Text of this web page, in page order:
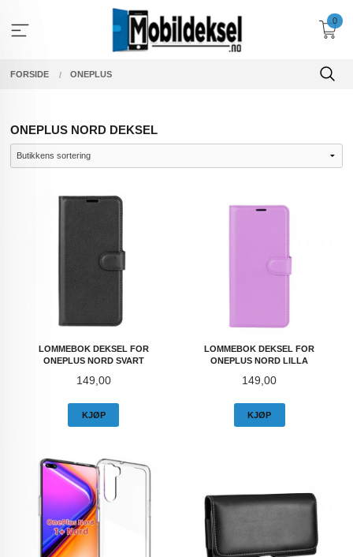
innholdet
0
FORSIDE ONEPLUS
ONEPLUS NORD DEKSEL
LOMMEBOK DEKSEL FOR
ONEPLUS NORD SVART
Pris
149,00
KJØP
LOMMEBOK DEKSEL FOR
ONEPLUS NORD LILLA
Pris
149,00
KJØP